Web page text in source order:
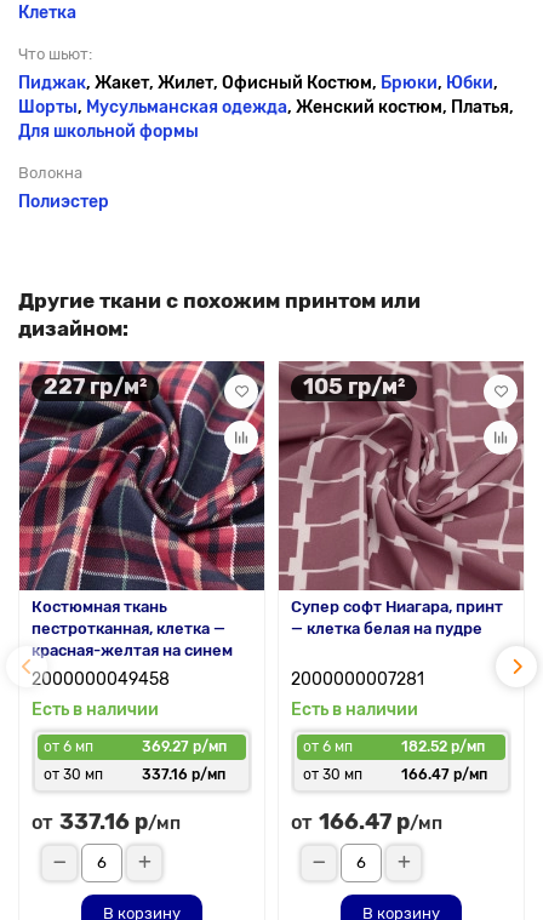
Клетка
Что шьют:
Пиджак, Жакет, Жилет, Офисный Костюм, Брюки, Юбки,
Шорты, Мусульманская одежда, Женский костюм, Платья,
Для школьной формы
Волокна
Полиэстер
Другие ткани с похожим принтом или
дизайном:
227 гр/м²
Костюмная ткань
пестротканная, клетка —
красная-желтая на синем
2000000049458
Есть в наличии
от 6 мп
369.27 р/мп
от 30 мп
337.16 р/мп
от 337.16 р/мп
В корзину
105 гр/м²
Супер софт Ниагара, принт
— клетка белая на пудре
2000000007281
Есть в наличии
от 6 мп
182.52 р/мп
от 30 мп
166.47 р/мп
от 166.47 р/мп
В корзину